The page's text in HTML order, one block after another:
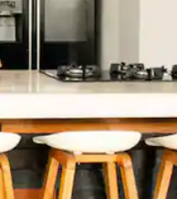
τα κουμπιά πάνω και